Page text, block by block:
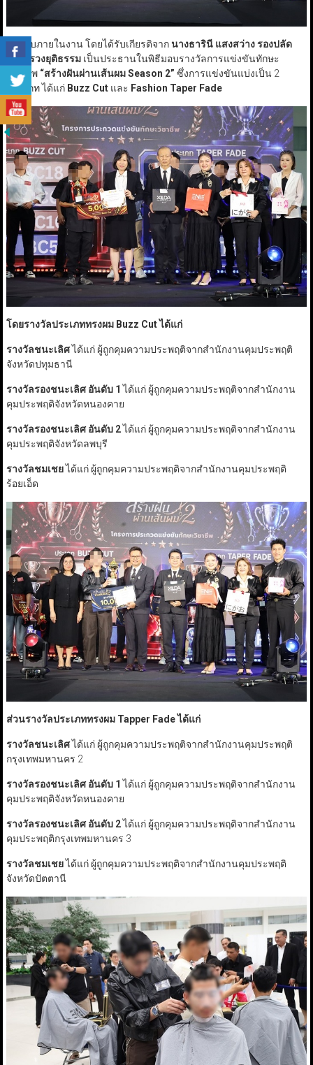
สำหรับภายในงาน โดยได้รับเกียรติจากนางธารินี แสงสว่าง รองปลัด
กระทรวงยุติธรรมเป็นประธานในพิธีมอบรางวัลการแข่งขันทักษะ
วิชาชีพ “สร้างฝันผ่านเส้นผม Season 2” ซึ่งการแข่งขันแบ่งเป็น 2
ประเภท ได้แก่ Buzz Cutและ Fashion Taper Fade
โดยรางวัลประเภททรงผม Buzz Cutได้แก่
รางวัลชนะเลิศได้แก่ ผู้ถูกคุมความประพฤติจากสำนักงานคุมประพฤติ
จังหวัดปทุมธานี
รางวัลรองชนะเลิศ อันดับ 1 ได้แก่ ผู้ถูกคุมความประพฤติจากสำนักงาน
คุมประพฤติจังหวัดหนองคาย
รางวัลรองชนะเลิศ อันดับ 2ได้แก่ ผู้ถูกคุมความประพฤติจากสำนักงาน
คุมประพฤติจังหวัดลพบุรี
รางวัลชมเชยได้แก่ ผู้ถูกคุมความประพฤติจากสำนักงานคุมประพฤติ
ร้อยเอ็ด
ส่วนรางวัลประเภททรงผม Tapper Fadeได้แก่
รางวัลชนะเลิศได้แก่ ผู้ถูกคุมความประพฤติจากสำนักงานคุมประพฤติ
กรุงเทพมหานคร 2
รางวัลรองชนะเลิศ อันดับ 1 ได้แก่ ผู้ถูกคุมความประพฤติจากสำนักงาน
คุมประพฤติจังหวัดหนองคาย
รางวัลรองชนะเลิศ อันดับ 2ได้แก่ ผู้ถูกคุมความประพฤติจากสำนักงาน
คุมประพฤติกรุงเทพมหานคร 3
รางวัลชมเชยได้แก่ ผู้ถูกคุมความประพฤติจากสำนักงานคุมประพฤติ
จังหวัดปัตตานี